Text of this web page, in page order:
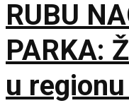
RUBU
PARKA:
u